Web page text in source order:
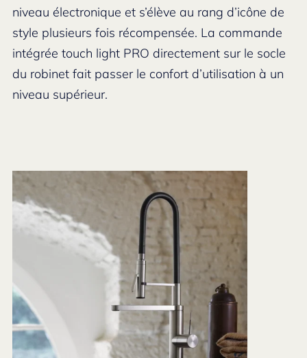
niveau électronique et s’élève au rang d’icône de
style plusieurs fois récompensée. La commande
intégrée touch light PRO directement sur le socle
du robinet fait passer le confort d’utilisation à un
niveau supérieur.